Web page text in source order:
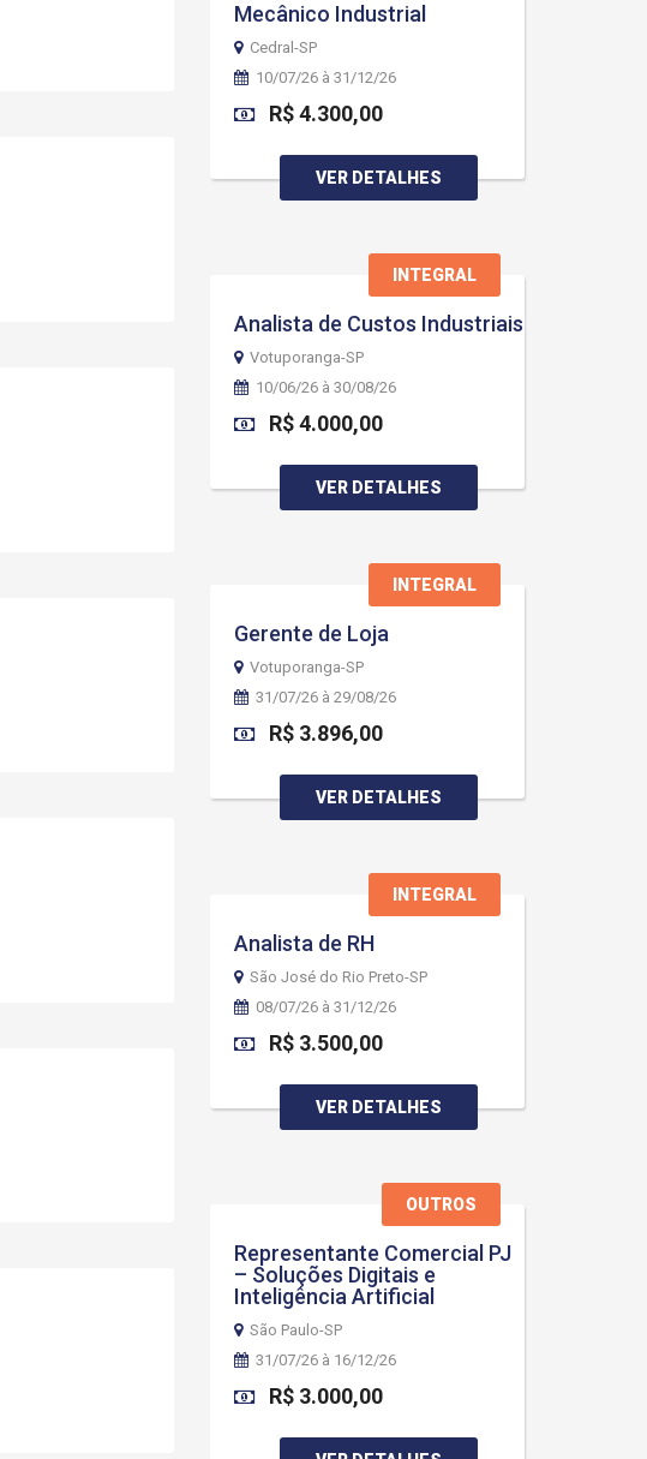
Mecânico Industrial
Cedral-SP
10/07/26 à 31/12/26
R$ 4.300,00
VER DETALHES
INTEGRAL
Analista de Custos Industriais
Votuporanga-SP
10/06/26 à 30/08/26
R$ 4.000,00
VER DETALHES
INTEGRAL
Gerente de Loja
Votuporanga-SP
31/07/26 à 29/08/26
R$ 3.896,00
VER DETALHES
INTEGRAL
Analista de RH
São José do Rio Preto-SP
08/07/26 à 31/12/26
R$ 3.500,00
VER DETALHES
OUTROS
Representante Comercial PJ
– Soluções Digitais e
Inteligência Artificial
São Paulo-SP
31/07/26 à 16/12/26
R$ 3.000,00